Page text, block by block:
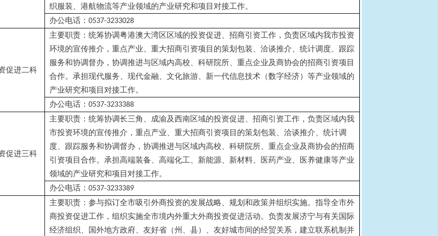
织服装、港航物流等产业领域的产业研究和项目对接工作。
办公电话： 0537-3233028
促进二科
主要职责：统筹协调粤港澳大湾区区域的投资促进、招商引资工作，负责区域内我市投资
环境的宣传推介，重点产业、重大招商引资项目的策划包装、洽谈推介、统计调度、跟踪
服务和协调督办，协调推进与区域内高校、科研院所、重点企业及商协会的招商引资项目
合作。承担现代服务、现代金融、文化旅游、新一代信息技术（数字经济）等产业领域的
产业研究和项目对接工作。
办公电话： 0537-3233388
促进三科
主要职责：统筹协调长三角、成渝及西南区域的投资促进、招商引资工作，负责区域内我
市投资环境的宣传推介，重点产业、重大招商引资项目的策划包装、洽谈推介、统计调
度、跟踪服务和协调督办，协调推进与区域内高校、科研院所、重点企业及商协会的招商
引资项目合作。承担高端装备、高端化工、新能源、新材料、医药产业、医养健康等产业
领域的产业研究和项目对接工作。
办公电话： 0537-3233389
主要职责：参与拟订全市吸引外商投资的发展战略、规划和政策并组织实施。指导全市外
商投资促进工作，组织实施全市境内外重大外商投资促进活动。负责发展济宁与有关国际
经济组织、国外地方政府、友好省（州、县）、友好城市间的经贸关系，建立联系机制并